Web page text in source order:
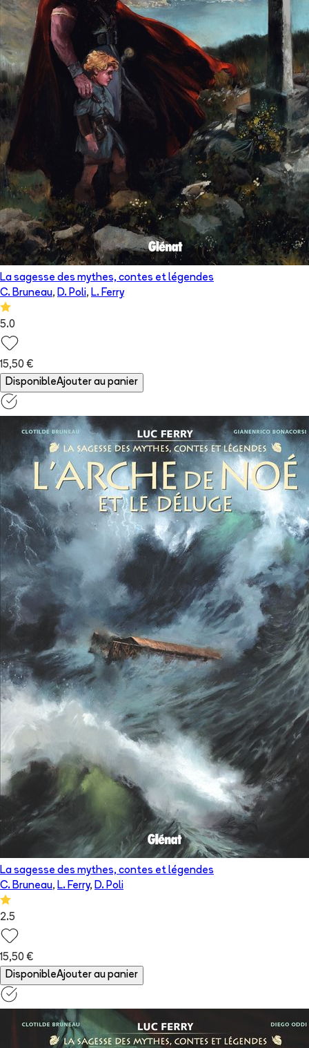
La sagesse des mythes, contes et légendes
C. Bruneau, D. Poli, L. Ferry
5.0
15,50 €
DisponibleAjouter au panier
La sagesse des mythes, contes et légendes
C. Bruneau, L. Ferry, D. Poli
2.5
15,50 €
DisponibleAjouter au panier